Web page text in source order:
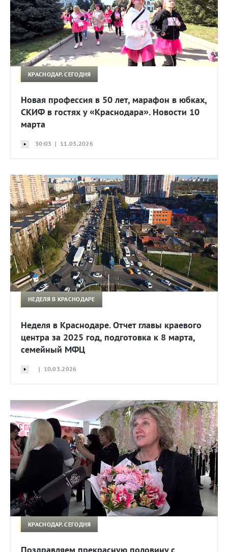
КРАСНОДАР. СЕГОДНЯ
Новая профессия в 50 лет, марафон в юбках,
СКИФ в гостях у «Краснодара». Новости 10
марта
30:03 | 11.03.2026
НЕДЕЛЯ В КРАСНОДАРЕ
Неделя в Краснодаре. Отчет главы краевого
центра за 2025 год, подготовка к 8 марта,
семейный МФЦ
| 10.03.2026
КРАСНОДАР. СЕГОДНЯ